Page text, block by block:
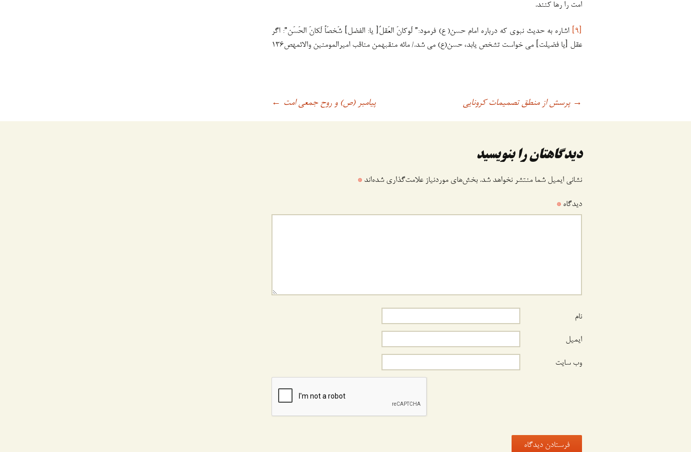
امت را رها کنند.
[۹]
اشاره به حدیث نبوی که درباره امام حسن( ع) فرمود:” لَوکانَ العَقلُ[ یا: الفضل] شَخصَاً لَکانَ الحَسَن”: اگر
عقل [یا فضیلت] می خواست تشخص یابد، حسن(ع) می شد./ مائه منقبهمن مناقب امیرالمومنین والائمهص۱۳۶
→ پرسش از منطق تصمیمات کرونایی پیامبر (ص) و روح جمعی امت ←
دیدگاهتان را بنویسید
نشانی ایمیل شما منتشر نخواهد شد. بخش‌های موردنیاز علامت‌گذاری شده‌اند *
دیدگاه *
نام
ایمیل
وب‌ سایت